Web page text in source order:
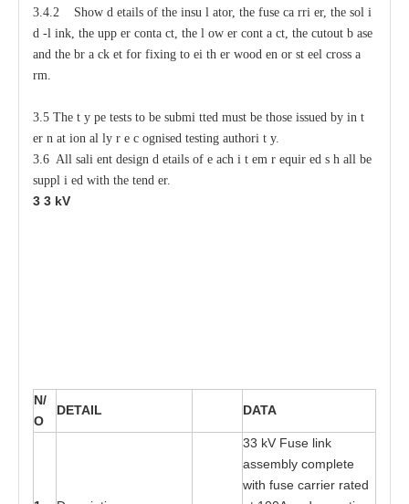
3.4.2 Show d etails of the insu l ator, the fuse ca rri er, the sol i
d -l ink, the upp er conta ct, the l ow er cont a ct, the cutout b ase
and the br a ck et for fixing to ei th er wood en or st eel cross a
rm.
3.5 The t y pe tests to be submi tted must be those issued by in t
er n at ion al ly r e c ognised testing authori t y.
3.6 All sali ent design d etails of e ach i t em r equir ed s h all be
suppl i ed with the tend er.
3 3 kV
N/
O
DETAIL DATA
33 kV Fuse link
assembly complete
with fuse carrier rated